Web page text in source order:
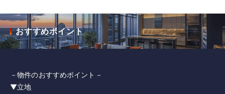
おすすめポイント
－物件のおすすめポイント－
▼立地